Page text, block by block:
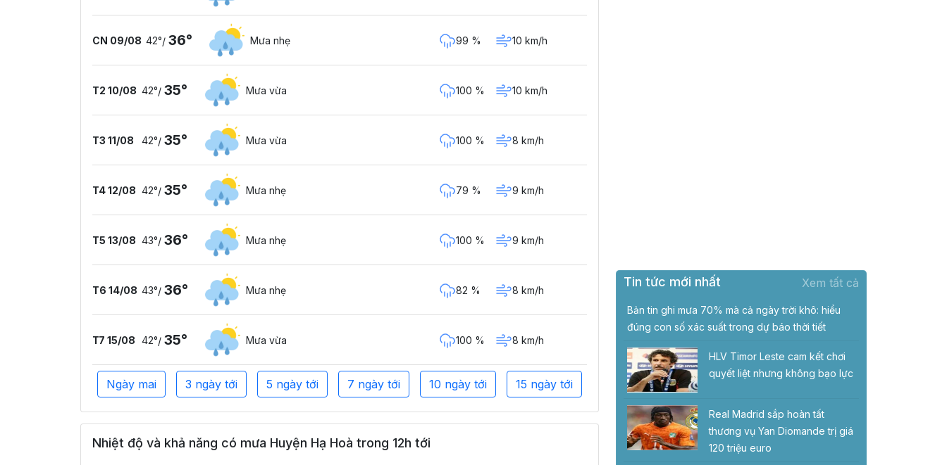
CN 09/08 42°/ 36° Mưa nhẹ 99 % 10 km/h
T2 10/08 42°/ 35° Mưa vừa 100 % 10 km/h
T3 11/08 42°/ 35° Mưa vừa 100 % 8 km/h
T4 12/08 42°/ 35° Mưa nhẹ 79 % 9 km/h
T5 13/08 43°/ 36° Mưa nhẹ 100 % 9 km/h
T6 14/08 43°/ 36° Mưa nhẹ 82 % 8 km/h
T7 15/08 42°/ 35° Mưa vừa 100 % 8 km/h
Ngày mai 3 ngày tới 5 ngày tới 7 ngày tới 10 ngày tới 15 ngày tới
Nhiệt độ và khả năng có mưa Huyện Hạ Hoà trong 12h tới
Tin tức mới nhất Xem tất cả
Bản tin ghi mưa 70% mà cả ngày trời khô: hiểu
đúng con số xác suất trong dự báo thời tiết
HLV Timor Leste cam kết chơi
quyết liệt nhưng không bạo lực
Real Madrid sắp hoàn tất
thương vụ Yan Diomande trị giá
120 triệu euro